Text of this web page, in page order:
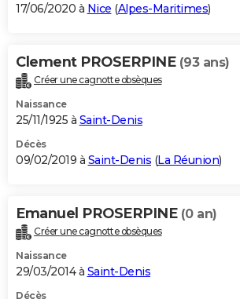
17/06/2020 à Nice (Alpes-Maritimes)
Clement PROSERPINE (93 ans)
Créer une cagnotte obsèques
Naissance
25/11/1925 à Saint-Denis
Décès
09/02/2019 à Saint-Denis (La Réunion)
Emanuel PROSERPINE (0 an)
Créer une cagnotte obsèques
Naissance
29/03/2014 à Saint-Denis
Décès